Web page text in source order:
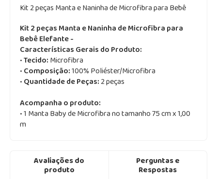
Kit 2 peças Manta e Naninha de Microfibra para Bebê
Kit 2 peças Manta e Naninha de Microfibra para
Bebê Elefante -
Características Gerais do Produto:
•Tecido:Microfibra
•Composição:100% Poliéster/Microfibra
•Quantidade de Peças:2 peças
Acompanha o produto:
• 1 Manta Baby de Microfibra no tamanho 75 cm x 1,00
m
Avaliações do
produto
Perguntas e
Respostas